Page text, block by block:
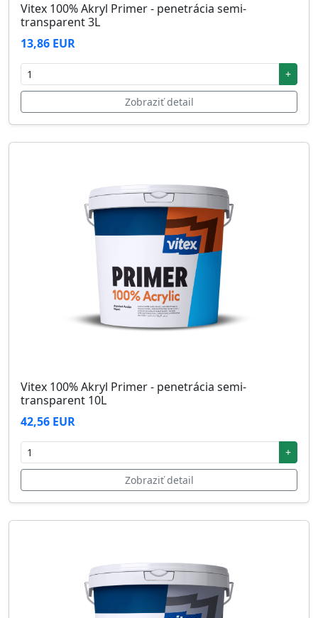
Vitex 100% Akryl Primer - penetrácia semi-
transparent 3L
13,86 EUR
+
Zobraziť detail
Vitex 100% Akryl Primer - penetrácia semi-
transparent 10L
42,56 EUR
+
Zobraziť detail